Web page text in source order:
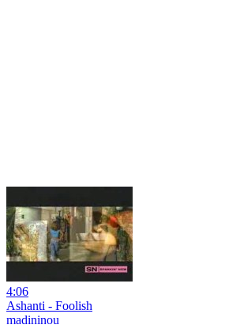
4:06
Ashanti - Foolish
madininou